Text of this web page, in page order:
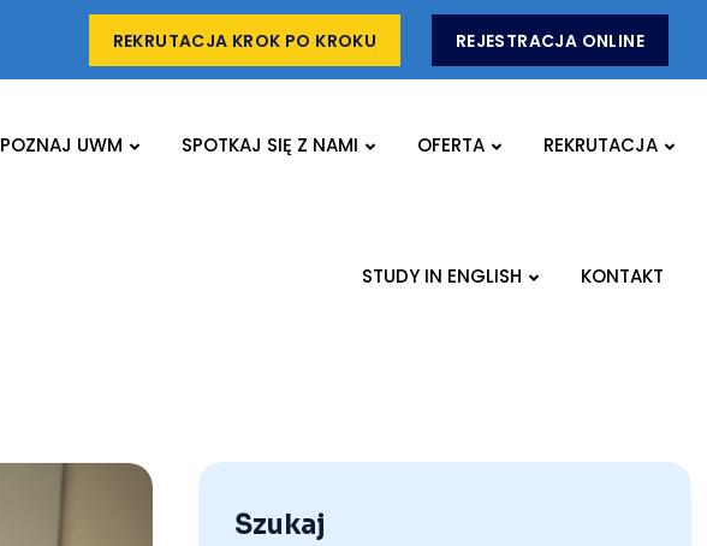
REKRUTACJA KROK PO KROKU REJESTRACJA ONLINE
POZNAJ UWM SPOTKAJ SIĘ Z NAMI OFERTA REKRUTACJA
STUDY IN ENGLISH KONTAKT
Szukaj